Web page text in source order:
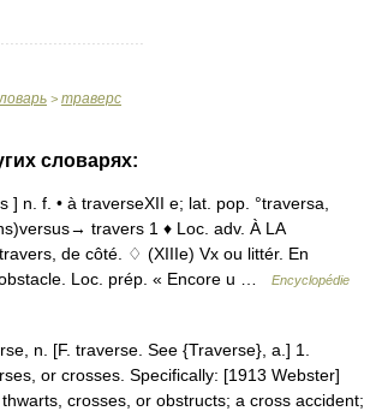
> траверс
словарях:
] n. f. • à traverseXII e; lat. pop. °traversa,
travers 1 ♦ Loc. adv. À LA
de côté. ♢ (XIIIe) Vx ou littér. En
Loc. prép. « Encore u …
Encyclopédie
n. [F. traverse. See {Traverse}, a.] 1.
or crosses. Specifically: [1913 Webster]
crosses, or obstructs; a cross accident;